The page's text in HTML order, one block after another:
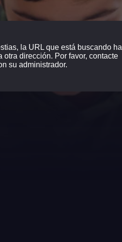
la URL que está buscando ha
otra dirección. Por favor, contacte
su administrador.